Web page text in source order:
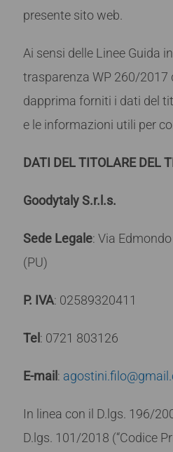
presente sito web.
Ai sensi delle Linee Guida
trasparenza WP 260/2017
dapprima forniti i dati del
e le informazioni utili per
DATI DEL TITOLARE DEL
Goodytaly S.r.l.s.
Sede Legale: Via
(PU)
P. IVA: 02589320411
Tel : 0721 803126
E-mail :
In linea con il D.lgs. 196/
D.lgs. 101/2018 (“Codice